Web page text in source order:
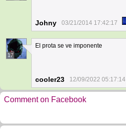
Johny 03/21/2014 17:42:17
17
El prota se ve imponente
cooler23 12/09/2022 05:17:14
Comment on Facebook